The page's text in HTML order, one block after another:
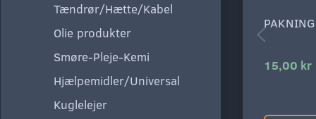
Tændrør/Hætte/Kabel
Olie produkter
Smøre-Pleje-Kemi
Hjælpemidler/Universal
Kuglelejer
15,00 kr